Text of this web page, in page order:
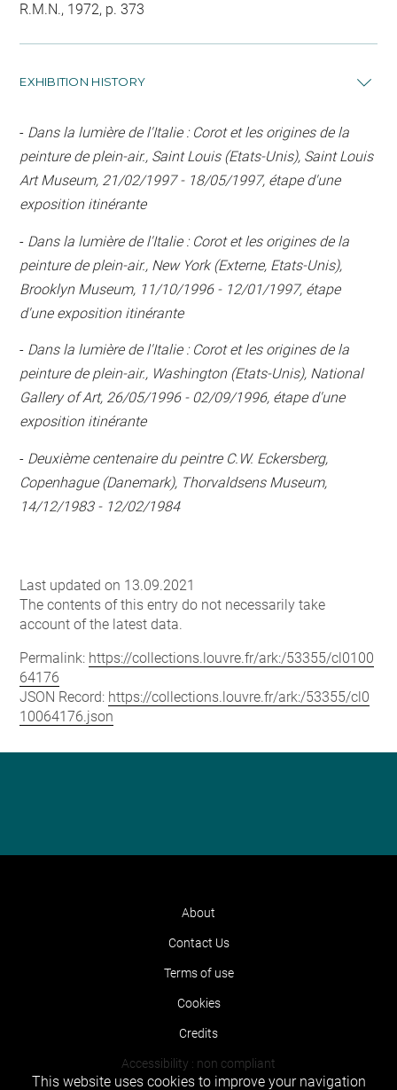
R.M.N., 1972, p. 373
EXHIBITION HISTORY
- Dans la lumière de l'Italie : Corot et les origines de la
peinture de plein-air., Saint Louis (Etats-Unis), Saint Louis
Art Museum, 21/02/1997 - 18/05/1997, étape d'une
exposition itinérante
- Dans la lumière de l'Italie : Corot et les origines de la
peinture de plein-air., New York (Externe, Etats-Unis),
Brooklyn Museum, 11/10/1996 - 12/01/1997, étape
d'une exposition itinérante
- Dans la lumière de l'Italie : Corot et les origines de la
peinture de plein-air., Washington (Etats-Unis), National
Gallery of Art, 26/05/1996 - 02/09/1996, étape d'une
exposition itinérante
- Deuxième centenaire du peintre C.W. Eckersberg,
Copenhague (Danemark), Thorvaldsens Museum,
14/12/1983 - 12/02/1984
Last updated on 13.09.2021
The contents of this entry do not necessarily take
account of the latest data.
Permalink: https://collections.louvre.fr/ark:/53355/cl0100
64176
JSON Record: https://collections.louvre.fr/ark:/53355/cl0
10064176.json
About
Contact Us
Terms of use
Cookies
Credits
Accessibility : non compliant
This website uses cookies to improve your navigation